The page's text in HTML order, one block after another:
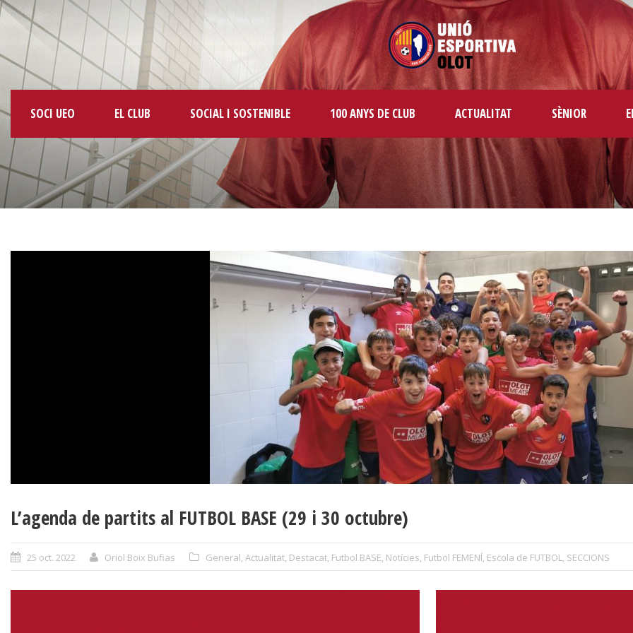
SOCI UEO EL CLUB SOCIAL I SOSTENIBLE 100 ANYS DE CLUB ACTUALITAT SÈNIOR
L’agenda de partits al FUTBOL BASE (29 i 30 octubre)
25 oct. 2022 Oriol Boix Bufias General Actualitat Destacat Futbol BASE Notícies Futbol FEMENÍ Escola de FUTBOL SECCIONS